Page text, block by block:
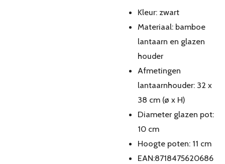
Kleur: zwart
Materiaal: bamboe
lantaarn en glazen
houder
Afmetingen
lantaarnhouder: 32 x
38 cm (ø x H)
Diameter glazen pot:
10 cm
Hoogte poten: 11 cm
EAN:8718475620686